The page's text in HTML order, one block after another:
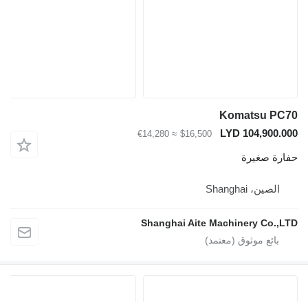
Komatsu
LYD
$16,500
≈ €14,280
صغيرة
الصين، Shanghai
Shanghai Aite Machinery